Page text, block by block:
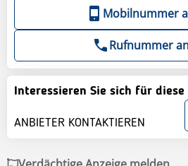
Mobilnummer
Rufnummer
Interessieren Sie sich für diese
ANBIETER KONTAKTIEREN